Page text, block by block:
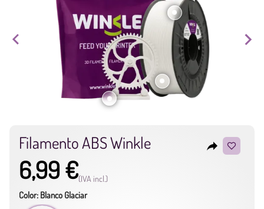
Filamento ABS Winkle reply
6,99 €(IVA incl.)
Color: Blanco Glaciar